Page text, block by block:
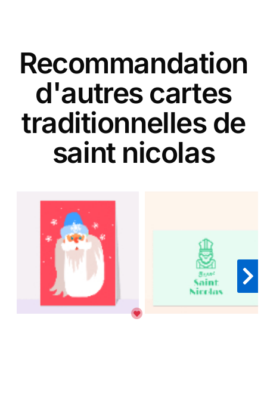
Recommandation
d'autres cartes
traditionnelles de
saint nicolas